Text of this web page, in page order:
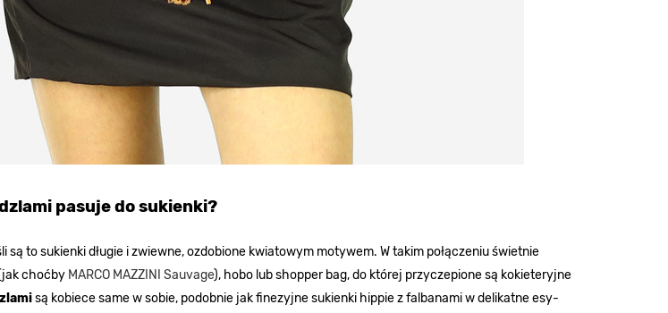
pasuje do sukienki?
są to sukienki długie i zwiewne, ozdobione kwiatowym motywem. W takim połączeniu świetnie
choćby MARCO MAZZINI Sauvage), hobo lub shopper bag, do której przyczepione są kokieteryjne
są kobiece same w sobie, podobnie jak finezyjne sukienki hippie z falbanami w delikatne esy-